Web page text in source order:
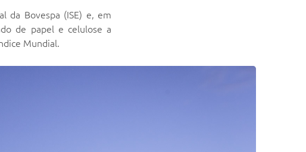
da Bovespa (ISE) e, em
de papel e celulose a
Mundial.